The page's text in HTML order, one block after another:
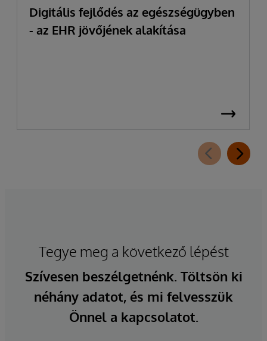
Digitális fejlődés az egészségügyben
- az EHR jövőjének alakítása
Tegye meg a következő lépést
Szívesen beszélgetnénk. Töltsön ki
néhány adatot, és mi felvesszük
Önnel a kapcsolatot.